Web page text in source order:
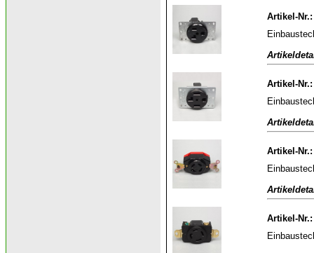
Artikel-Nr.:
Artikel-Nr.:
Artikel-Nr.:
Artikel-Nr.: